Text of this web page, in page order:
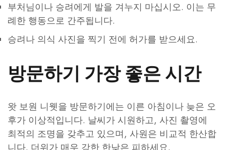
부처님이나 승려에게 발을 겨누지 마십시오. 이는 무
례한 행동으로 간주됩니다.
승려나 의식 사진을 찍기 전에 허가를 받으세요.
방문하기 가장 좋은 시간
왓 보원 니웻을 방문하기에는 이른 아침이나 늦은 오
후가 이상적입니다. 날씨가 시원하고, 사진 촬영에
최적의 조명을 갖추고 있으며, 사원은 비교적 한산합
니다. 더위가 매우 강한 한낮은 피하세요.